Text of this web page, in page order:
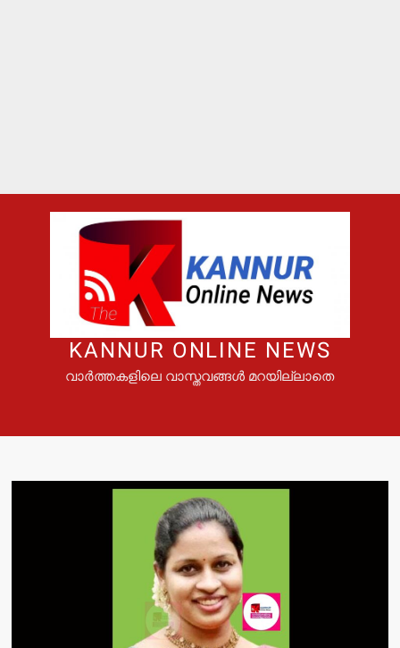
KANNUR ONLINE NEWS
വാർത്തകളിലെ വാസ്തവങ്ങൾ മറയില്ലാതെ